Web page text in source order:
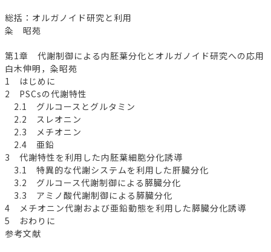
総括：オルガノイド研究と利用
粂 昭苑
第1章 代謝制御による内胚葉分化とオルガノイド研究への応用
白木伸明，粂昭苑
1 はじめに
2 PSCsの代謝特性
2.1 グルコースとグルタミン
2.2 スレオニン
2.3 メチオニン
2.4 亜鉛
3 代謝特性を利用した内胚葉細胞分化誘導
3.1 特異的な代謝システムを利用した肝臓分化
3.2 グルコース代謝制御による膵臓分化
3.3 アミノ酸代謝制御による膵臓分化
4 メチオニン代謝および亜鉛動態を利用した膵臓分化誘導
5 おわりに
参考文献